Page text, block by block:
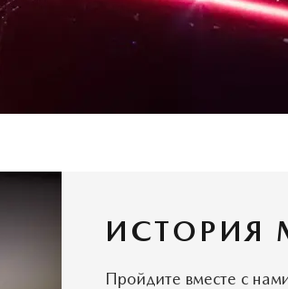
ИСТОРИЯ
Пройдите вместе с